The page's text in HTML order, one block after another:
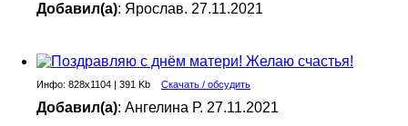
Добавил(а): Ярослав. 27.11.2021
Инфо: 828х1104 | 391 Kb Скачать / обсудить
Добавил(а): Ангелина Р. 27.11.2021